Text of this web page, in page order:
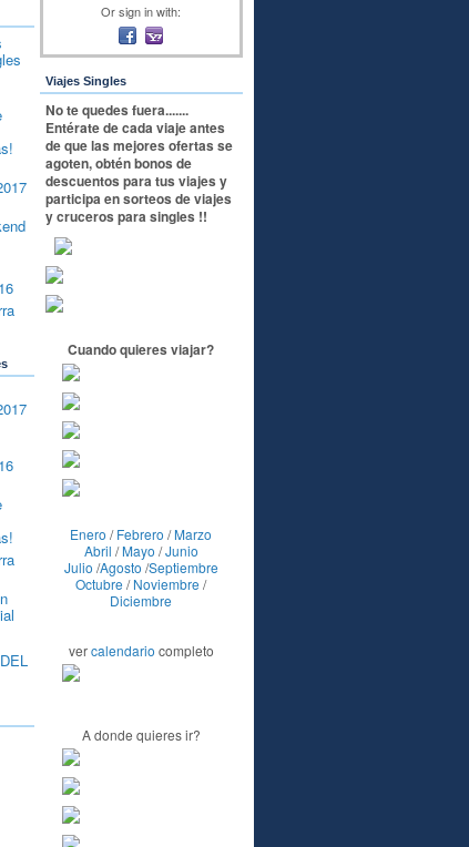
Or sign in with:
Viajes Singles
No te quedes fuera.......
Entérate de cada viaje antes
de que las mejores ofertas se
agoten, obtén bonos de
descuentos para tus viajes y
participa en sorteos de viajes
y cruceros para singles !!
Cuando quieres viajar?
Enero /Febrero /Marzo
Abril /Mayo /Junio
Julio /Agosto /Septiembre
Octubre /Noviembre /
Diciembre
vercalendario completo
A donde quieres ir?